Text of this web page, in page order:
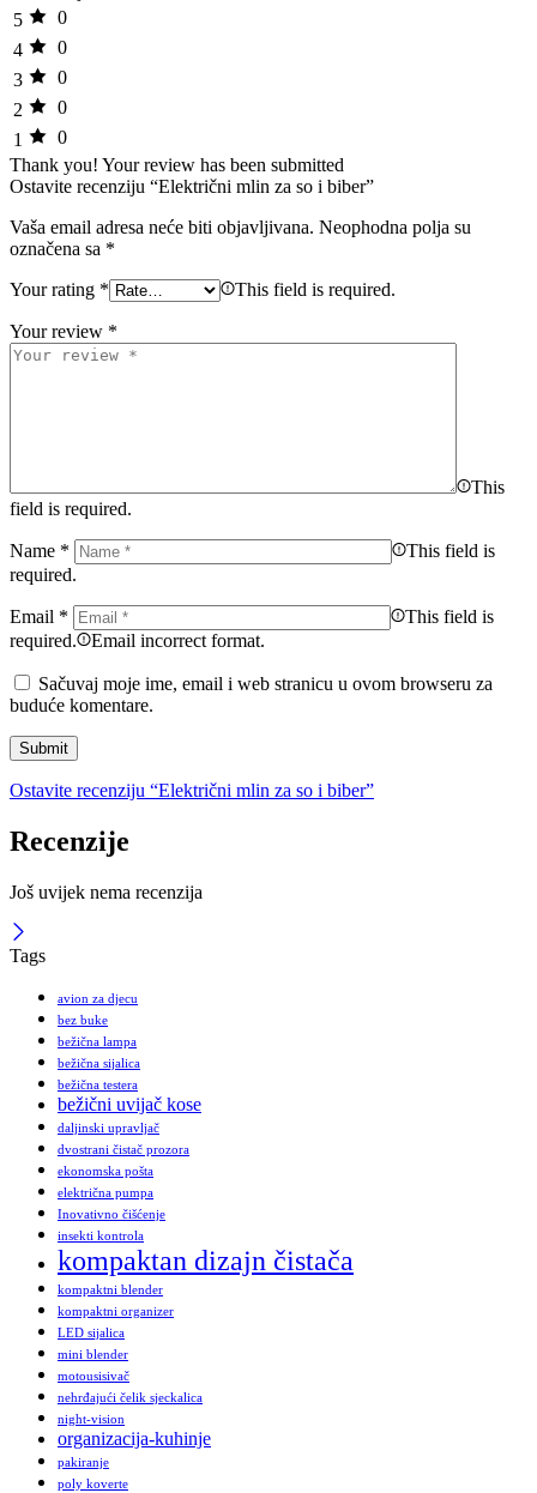
5
0
4
0
3
0
2
0
1
0
Thank you! Your review has been submitted
Ostavite recenziju “Električni mlin za so i biber”
Vaša email adresa neće biti objavljivana. Neophodna polja su
označena sa *
Your rating * This field is required.
Your review *
This
field is required.
Name *
This field is
required.
Email *
This field is
required.
Email incorrect format.
Sačuvaj moje ime, email i web stranicu u ovom browseru za
buduće komentare.
Ostavite recenziju “Električni mlin za so i biber”
Recenzije
Još uvijek nema recenzija
Tags
avion za djecu
bez buke
bežična lampa
bežična sijalica
bežična testera
bežični uvijač kose
daljinski upravljač
dvostrani čistač prozora
ekonomska pošta
električna pumpa
Inovativno čišćenje
insekti kontrola
kompaktan dizajn čistača
kompaktni blender
kompaktni organizer
LED sijalica
mini blender
motousisivač
nehrđajući čelik sjeckalica
night-vision
organizacija-kuhinje
pakiranje
poly koverte